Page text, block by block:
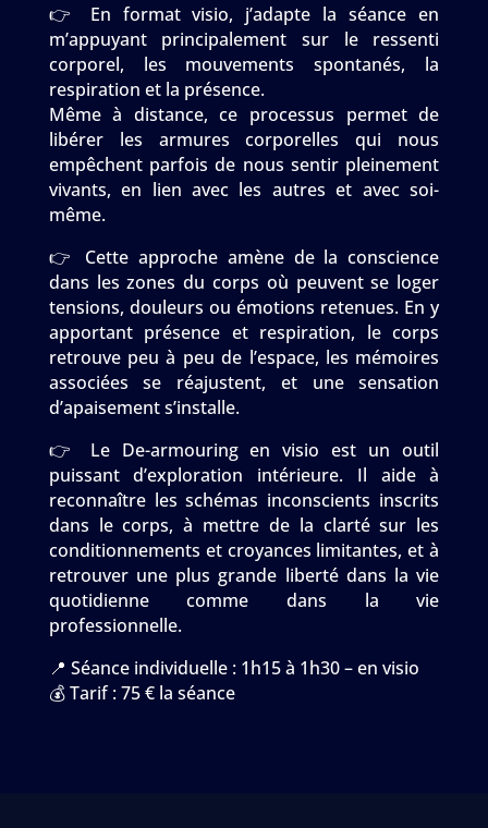
👉 En format visio, j’adapte la séance en
m’appuyant principalement sur le ressenti
corporel, les mouvements spontanés, la
respiration et la présence.
Même à distance, ce processus permet de
libérer les armures corporelles qui nous
empêchent parfois de nous sentir pleinement
vivants, en lien avec les autres et avec soi-
même.
👉 Cette approche amène de la conscience
dans les zones du corps où peuvent se loger
tensions, douleurs ou émotions retenues. En y
apportant présence et respiration, le corps
retrouve peu à peu de l’espace, les mémoires
associées se réajustent, et une sensation
d’apaisement s’installe.
👉 Le De-armouring en visio est un outil
puissant d’exploration intérieure. Il aide à
reconnaître les schémas inconscients inscrits
dans le corps, à mettre de la clarté sur les
conditionnements et croyances limitantes, et à
retrouver une plus grande liberté dans la vie
quotidienne comme dans la vie
professionnelle.
📍 Séance individuelle : 1h15 à 1h30 – en visio
💰 Tarif : 75 € la séance